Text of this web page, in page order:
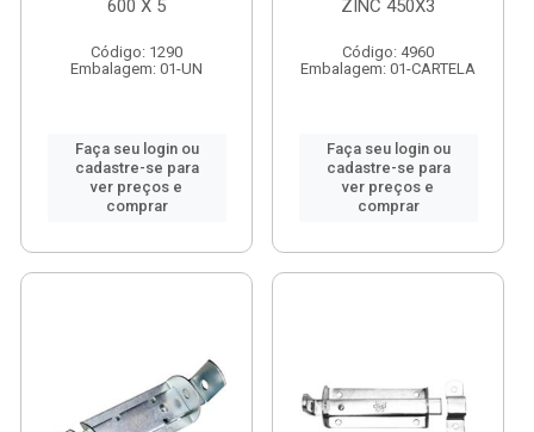
600 X 5
Código: 1290
Embalagem: 01-UN
Faça seu login ou
cadastre-se para
ver preços e
comprar
ZINC 450X3
Código: 4960
Embalagem: 01-CARTELA
Faça seu login ou
cadastre-se para
ver preços e
comprar